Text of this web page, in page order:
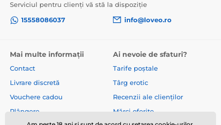
Serviciul pentru clienți vă stă la dispoziție
15558086037
info@loveo.ro
Mai multe informații
Contact
Livrare discretă
Vouchere cadou
Plângere
Ai nevoie de sfaturi?
Tarife poștale
Târg erotic
Recenzii ale clienților
Mărci oferite